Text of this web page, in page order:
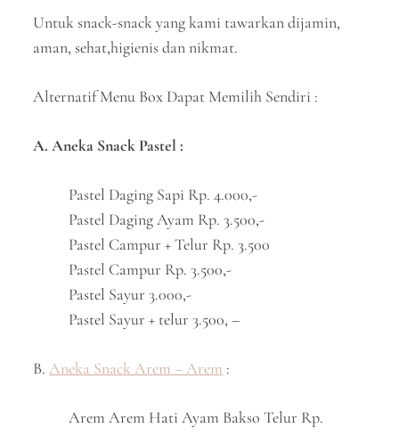
Untuk snack-snack yang kami tawarkan dijamin,
aman, sehat,higienis dan nikmat.
Alternatif Menu Box Dapat Memilih Sendiri :
A. Aneka Snack Pastel :
Pastel Daging Sapi Rp. 4.000,-
Pastel Daging Ayam Rp. 3.500,-
Pastel Campur + Telur Rp. 3.500
Pastel Campur Rp. 3.500,-
Pastel Sayur 3.000,-
Pastel Sayur + telur 3.500, –
B.Aneka Snack Arem – Arem :
Arem Arem Hati Ayam Bakso Telur Rp.